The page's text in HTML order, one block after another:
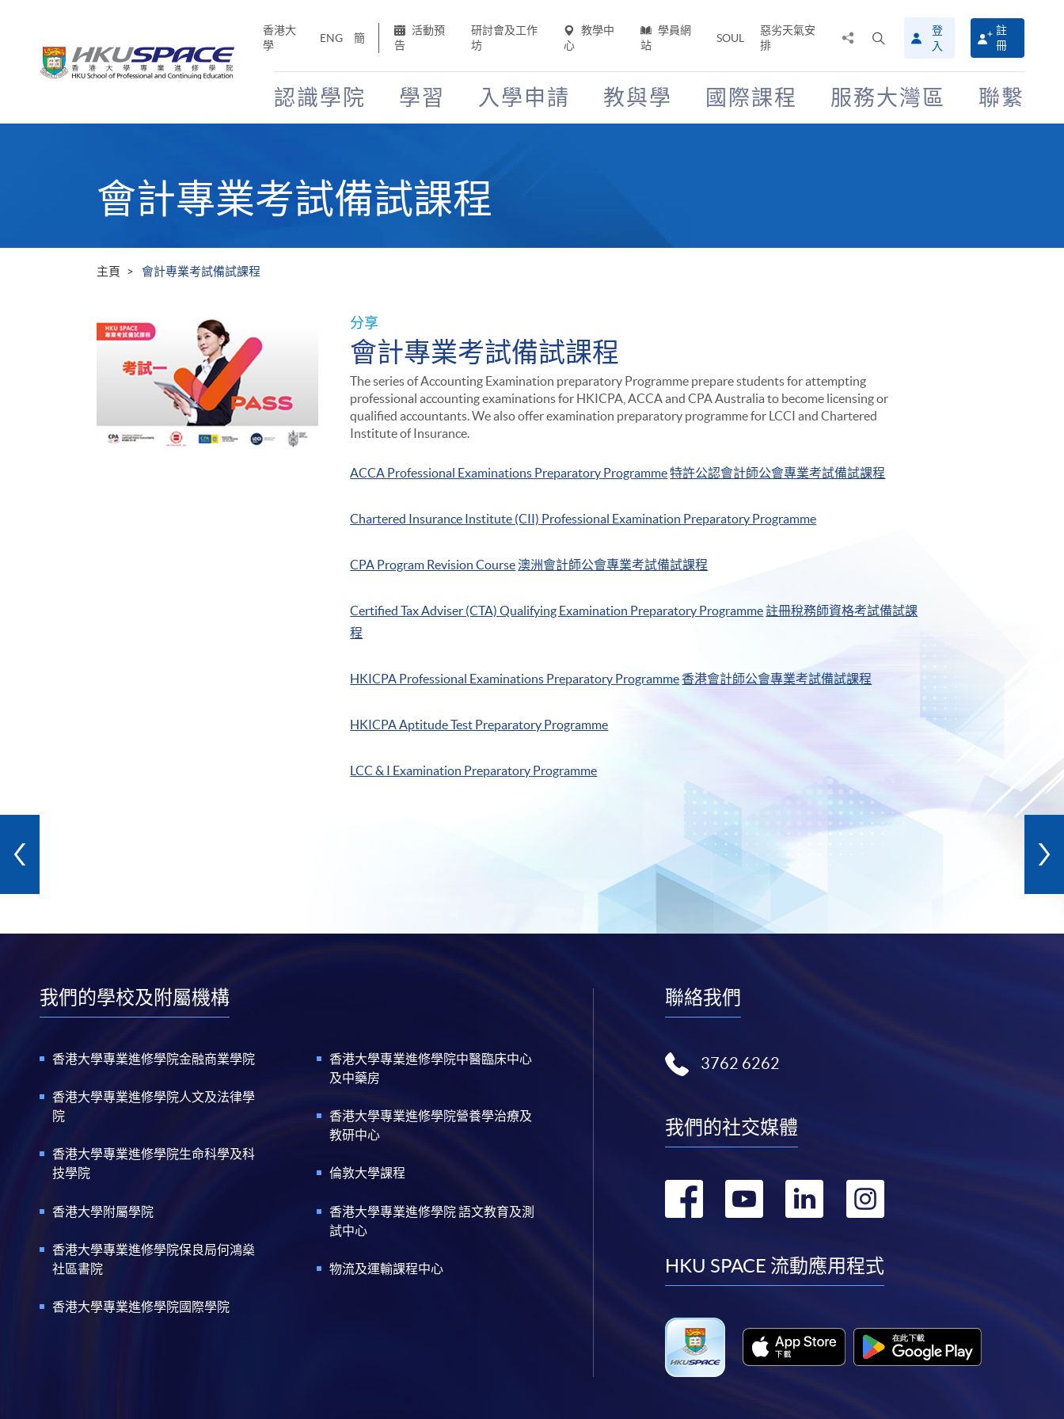
香港大
學
ENG 簡
活動預
告
研討會及工作
坊
教學中
心
學員網
站
SOUL
惡劣天氣安
排
搜
尋
介
面
登
入
註
冊
認識學院 學習 入學申請 教與學 國際課程 服務大灣區 聯繫
會計專業考試備試課程
主頁 會計專業考試備試課程
分享
會計專業考試備試課程
The series of Accounting Examination preparatory Programme prepare students for attempting
professional accounting examinations for HKICPA, ACCA and CPA Australia to become licensing or
qualified accountants. We also offer examination preparatory programme for LCCI and Chartered
Institute of Insurance.
ACCA Professional Examinations Preparatory Programme特許公認會計師公會專業考試備試課程
Chartered Insurance Institute (CII) Professional Examination Preparatory Programme
CPA Program Revision Course 澳洲會計師公會專業考試備試課程
Certified Tax Adviser (CTA) Qualifying Examination Preparatory Programme註冊稅務師資格考試備試課
程
HKICPA Professional Examinations Preparatory Programme香港會計師公會專業考試備試課程
HKICPA Aptitude Test Preparatory Programme
LCC & I Examination Preparatory Programme
我們的學校及附屬機構
香港大學專業進修學院金融商業學院
香港大學專業進修學院人文及法律學
院
香港大學專業進修學院生命科學及科
技學院
香港大學附屬學院
香港大學專業進修學院保良局何鴻燊
社區書院
香港大學專業進修學院國際學院
香港大學專業進修學院中醫臨床中心
及中藥房
香港大學專業進修學院營養學治療及
教研中心
倫敦大學課程
香港大學專業進修學院 語文教育及測
試中心
物流及運輸課程中心
聯絡我們
3762 6262
我們的社交媒體
轉
facebook
轉
youtube
轉
linkedin
轉
instagram
HKU SPACE 流動應用程式